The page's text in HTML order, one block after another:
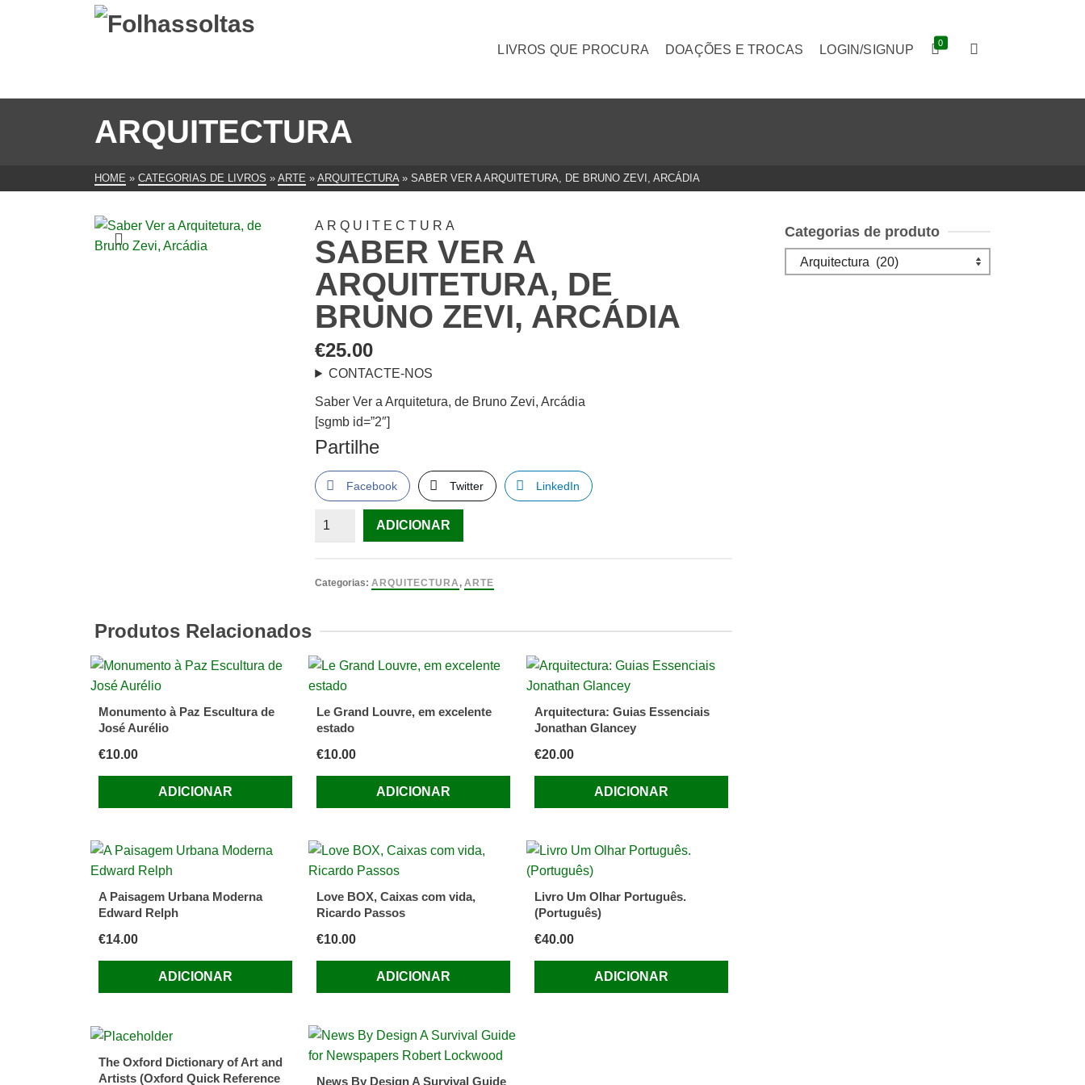
LIVROS QUE PROCURA DOAÇÕES E TROCAS LOGIN/SIGNUP 0
ARQUITECTURA
HOME » CATEGORIAS DE LIVROS » ARTE » ARQUITECTURA » SABER VER A ARQUITETURA, DE BRUNO ZEVI, ARCÁDIA
ARQUITECTURA
SABER VER A
ARQUITETURA, DE
BRUNO ZEVI, ARCÁDIA
€25.00
CONTACTE-NOS
Saber Ver a Arquitetura, de Bruno Zevi, Arcádia
[sgmb id=”2″]
Partilhe
Facebook Twitter LinkedIn
Quantidade
Ver
Bruno
Zevi,
ADICIONAR
Categorias:ARQUITECTURA ,ARTE
Produtos Relacionados
Monumento à Paz Escultura de
José Aurélio
€10.00
ADICIONAR
Le Grand Louvre, em excelente
estado
€10.00
ADICIONAR
Arquitectura: Guias Essenciais
Jonathan Glancey
€20.00
ADICIONAR
A Paisagem Urbana Moderna
Edward Relph
€14.00
ADICIONAR
Love BOX, Caixas com vida,
Ricardo Passos
€10.00
ADICIONAR
Livro Um Olhar Português.
(Português)
€40.00
ADICIONAR
The Oxford Dictionary of Art and
Artists (Oxford Quick Reference
News By Design A Survival Guide
Categorias de produto